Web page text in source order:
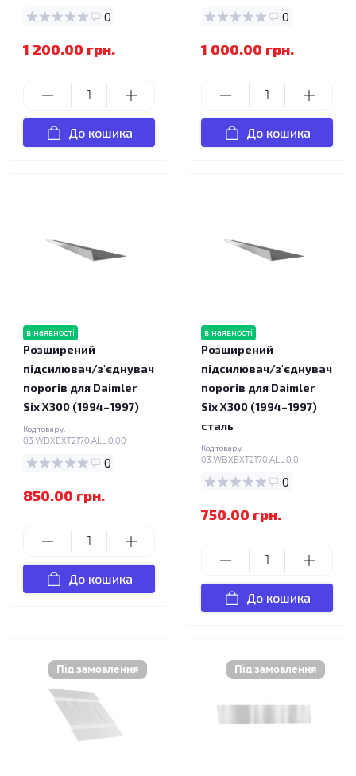
0
1 200.00 грн.
До кошика
0
1 000.00 грн.
До кошика
в наявності
Розширений
підсилювач/з'єднувач
порогів для Daimler
Six X300 (1994–1997)
Код товару:
03.WBXEXT2170.ALL.0.00
0
850.00 грн.
До кошика
в наявності
Розширений
підсилювач/з'єднувач
порогів для Daimler
Six X300 (1994–1997)
сталь
Код товару:
03.WBXEXT2170.ALL.0.0
0
750.00 грн.
До кошика